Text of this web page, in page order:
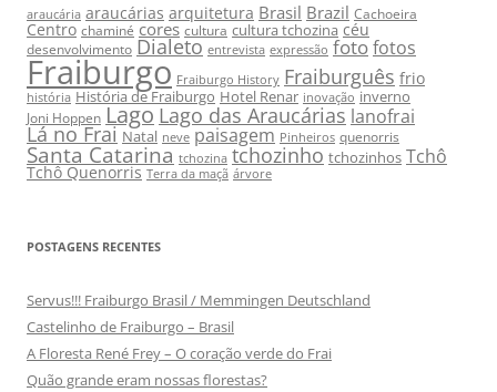
araucária araucárias arquitetura Brasil Brazil Cachoeira
Centro chaminé cores cultura cultura tchozina céu
desenvolvimento Dialeto entrevista expressão fotofotos
Fraiburgo Fraiburgo History Fraiburguês frio
história História de Fraiburgo Hotel Renar inovação inverno
Joni Hoppen Lago Lago das Araucárias lanofrai
Lá no Frai Natal neve paisagem Pinheiros quenorris
Santa Catarina tchozina tchozinho tchozinhos Tchô
Tchô Quenorris Terra da maçã árvore
POSTAGENS RECENTES
Servus!!! Fraiburgo Brasil / Memmingen Deutschland
Castelinho de Fraiburgo – Brasil
A Floresta René Frey – O coração verde do Frai
Quão grande eram nossas florestas?